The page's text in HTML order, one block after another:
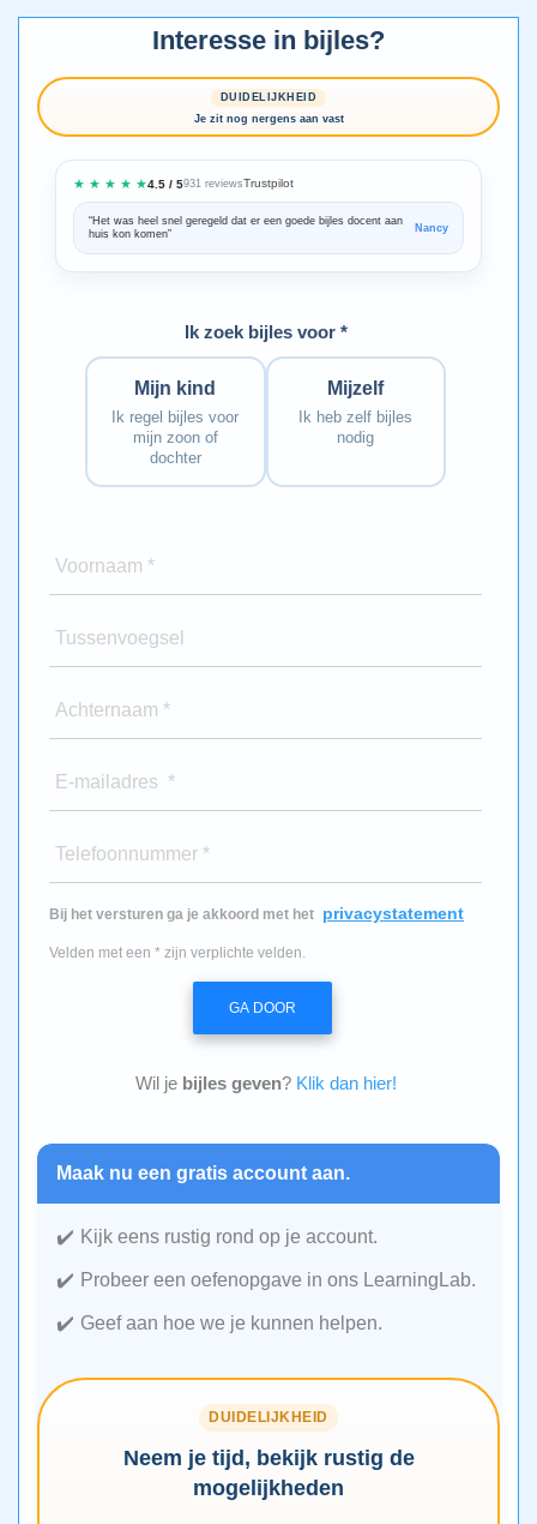
Interesse in bijles?
DUIDELIJKHEID
Je zit nog nergens aan vast
★ ★ ★ ★ ★4.5 / 5931 reviewsTrustpilot
“Het was heel snel geregeld dat er een goede bijles docent aan
huis kon komen”
Nancy
Ik zoek bijles voor *
Mijn kind
Ik regel bijles voor
mijn zoon of
dochter
Mijzelf
Ik heb zelf bijles
nodig
Voornaam *
Tussenvoegsel
Achternaam *
E-mailadres *
Telefoonnummer *
Bij het versturen ga je akkoord met het privacystatement
Velden met een * zijn verplichte velden.
GA DOOR
Wil je bijles geven? Klik dan hier!
Maak nu een gratis account aan.
Kijk eens rustig rond op je account.
Probeer een oefenopgave in ons LearningLab.
Geef aan hoe we je kunnen helpen.
DUIDELIJKHEID
Neem je tijd, bekijk rustig de
mogelijkheden